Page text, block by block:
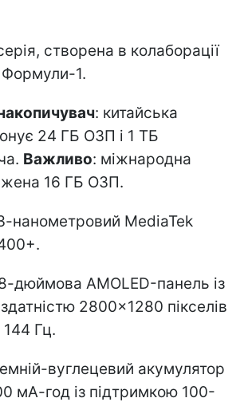
створена в колаборації
1.
: китайська
24 ГБ ОЗП і 1 ТБ
Важливо: міжнародна
16 ГБ ОЗП.
нанометровий MediaTek
дюймова AMOLED-панель із
2800×1280 пікселів
Гц.
вуглецевий акумулятор
мА-год із підтримкою 100-